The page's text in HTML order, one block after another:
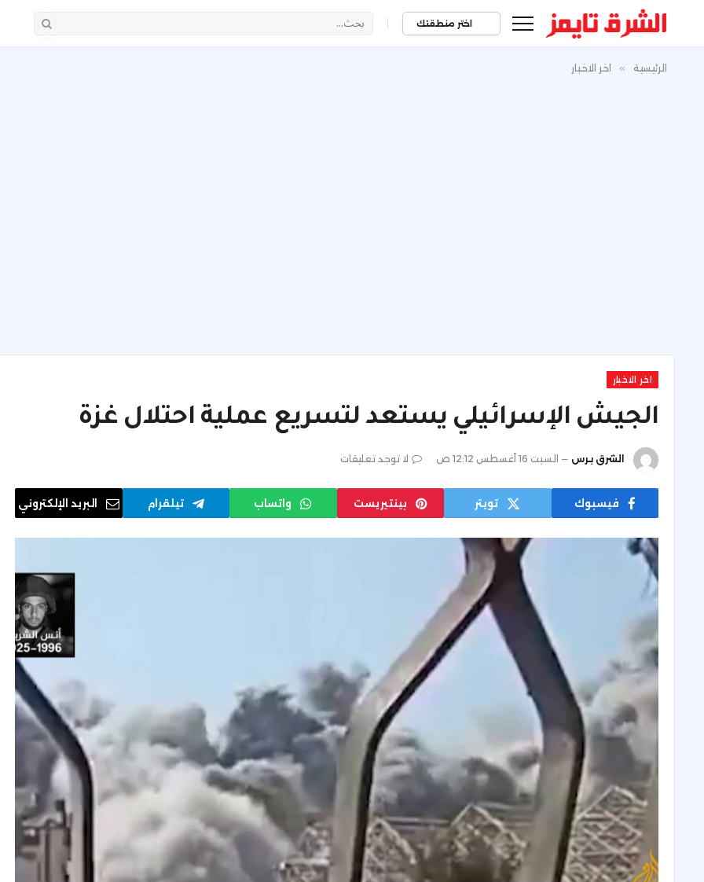
اختر منطقتك |
الرئيسية » اخر الاخبار
اخر الاخبار
الجيش الإسرائيلي يستعد لتسريع عملية احتلال غزة
الشرق برس السبت 16 أغسطس 12:12 ص لا توجد تعليقات
فيسبوك تويتر بينتيريست واتساب تيلقرام البريد الإلكتروني